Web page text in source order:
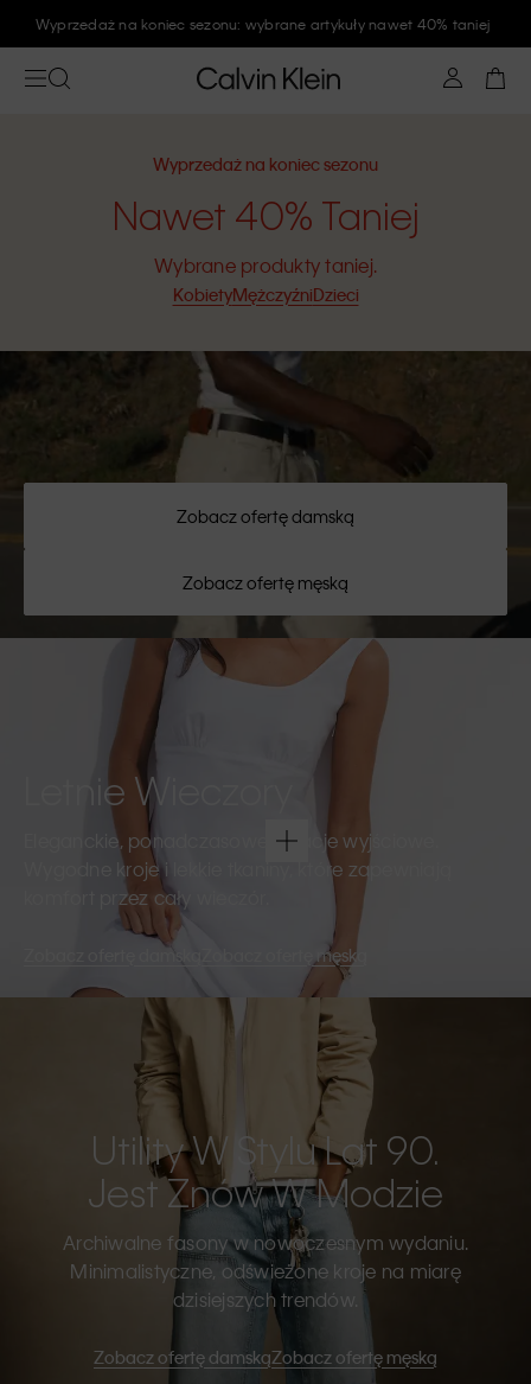
Zapisz się na newsletter Calvin Klein i zyskaj rabat 10%
Wyprzedaż na koniec sezonu
Nawet 40% Taniej
Wybrane produkty taniej.
KobietyMężczyźniDzieci
Zobacz ofertę damską
Zobacz ofertę męską
Letnie Wieczory
Eleganckie, ponadczasowe kreacje wyjściowe.
Wygodne kroje i lekkie tkaniny, które zapewniają
komfort przez cały wieczór.
Zobacz ofertę damską Zobacz ofertę męską
Utility W Stylu Lat 90.
Jest Znów W Modzie
Archiwalne fasony w nowoczesnym wydaniu.
Minimalistyczne, odświeżone kroje na miarę
dzisiejszych trendów.
Zobacz ofertę damskąZobacz ofertę męską